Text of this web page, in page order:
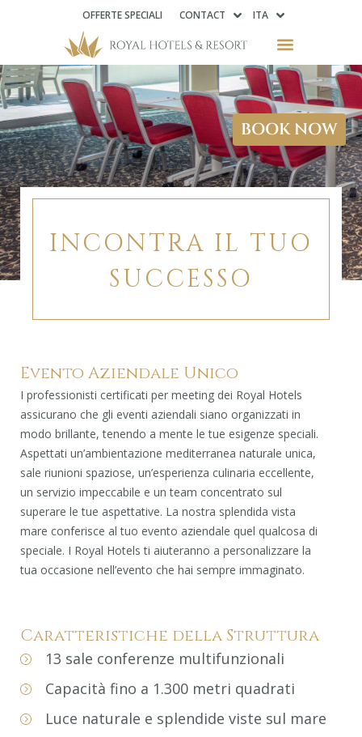
OFFERTE SPECIALI CONTACT ITA
INCONTRA IL TUO
SUCCESSO
Evento Aziendale Unico
I professionisti certificati per meeting dei Royal Hotels
assicurano che gli eventi aziendali siano organizzati in
modo brillante, tenendo a mente le tue esigenze speciali.
Aspettati un’ambientazione mediterranea naturale unica,
sale riunioni spaziose, un’esperienza culinaria eccellente,
un servizio impeccabile e un team concentrato sul
superare le tue aspettative. La nostra splendida vista
mare conferisce al tuo evento aziendale quel qualcosa di
speciale. I Royal Hotels ti aiuteranno a personalizzare la
tua occasione nell’evento che hai sempre immaginato.
Caratteristiche della Struttura
13 sale conferenze multifunzionali
Capacità fino a 1.300 metri quadrati
Luce naturale e splendide viste sul mare
BOOK NOW